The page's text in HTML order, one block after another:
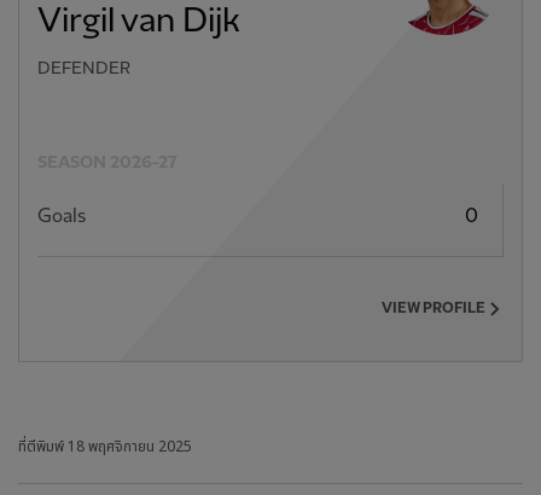
Virgil van Dijk
DEFENDER
Goals 0
VIEW PROFILE
ที่ตีพิมพ์ 18 พฤศจิกายน 2025